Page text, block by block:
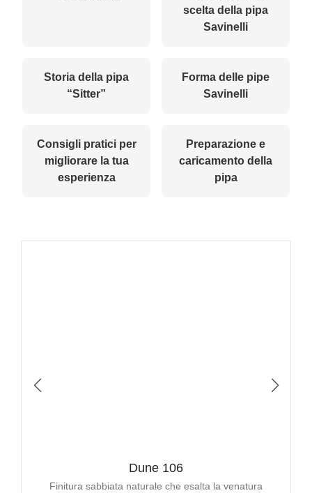
scelta della pipa
Savinelli
Storia della pipa
“Sitter”
Forma delle pipe
Savinelli
Consigli pratici per
migliorare la tua
esperienza
Preparazione e
caricamento della
pipa
Dune 106
Finitura sabbiata naturale che esalta la venatura